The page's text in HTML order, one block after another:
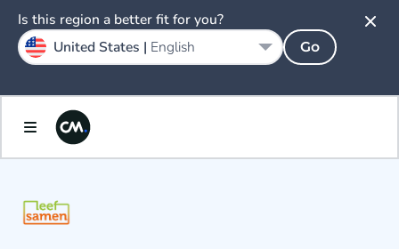
Is this region a better fit for you?
United States | English Go